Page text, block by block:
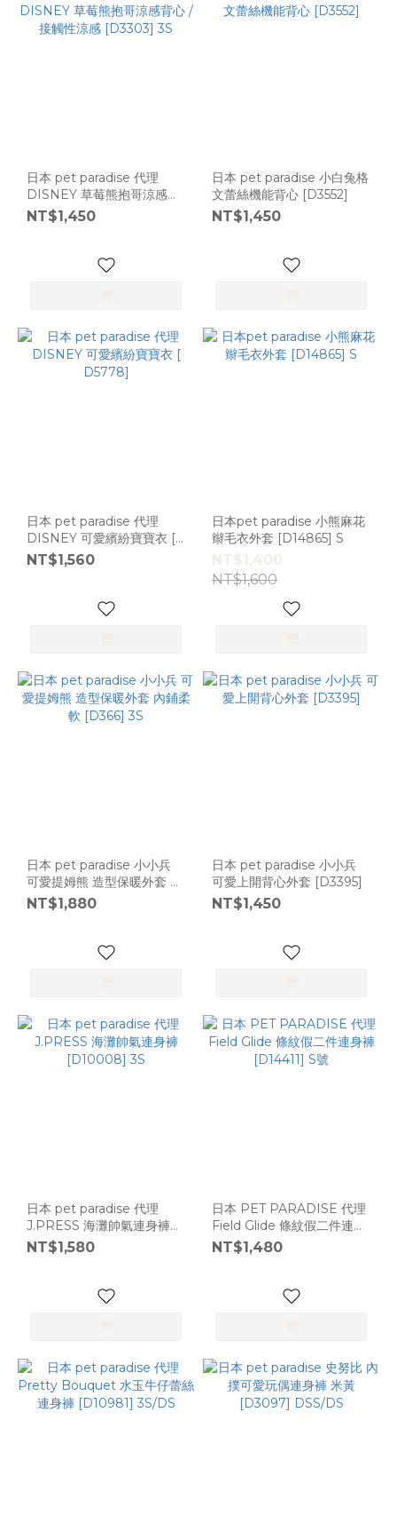
日本 pet paradise 代理
DISNEY 草莓熊抱哥涼感背
心 / 接觸性涼感 [D3303] 3S
NT$1,450
日本 pet paradise 小白兔格
文蕾絲機能背心 [D3552]
NT$1,450
日本 pet paradise 代理
DISNEY 可愛繽紛寶寶衣 [
D5778]
NT$1,560
日本pet paradise 小熊麻花
辮毛衣外套 [D14865] S
NT$1,400
NT$1,600
日本 pet paradise 小小兵
可愛提姆熊 造型保暖外套 內
鋪柔軟 [D366] 3S
NT$1,880
日本 pet paradise 小小兵
可愛上開背心外套 [D3395]
NT$1,450
日本 pet paradise 代理
J.PRESS 海灘帥氣連身褲
[D10008] 3S
NT$1,580
日本 PET PARADISE 代理
Field Glide 條紋假二件連身
褲 [D14411] S號
NT$1,480